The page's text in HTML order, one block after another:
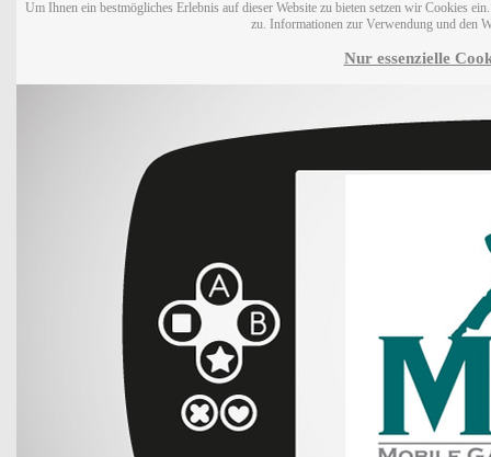
Um Ihnen ein bestmögliches Erlebnis auf dieser Website zu bieten setzen wir Cookies
zu. Informationen zur Verwendung und den
Nur essenzielle